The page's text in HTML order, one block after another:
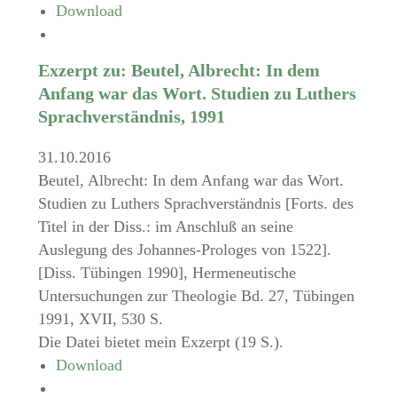
Download
Exzerpt zu: Beutel, Albrecht: In dem
Anfang war das Wort. Studien zu Luthers
Sprachverständnis, 1991
31.10.2016
Beutel, Albrecht: In dem Anfang war das Wort.
Studien zu Luthers Sprachverständnis [Forts. des
Titel in der Diss.: im Anschluß an seine
Auslegung des Johannes-Prologes von 1522].
[Diss. Tübingen 1990], Hermeneutische
Untersuchungen zur Theologie Bd. 27, Tübingen
1991, XVII, 530 S.
Die Datei bietet mein Exzerpt (19 S.).
Download